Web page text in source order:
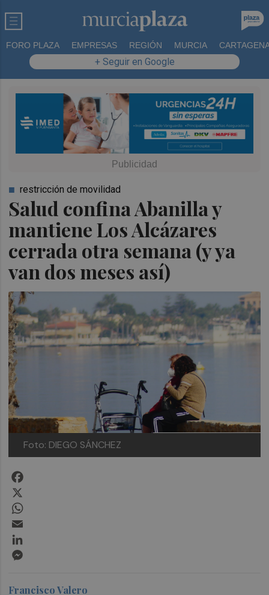
FORO PLAZA EMPRESAS REGIÓN MURCIA
+ Seguir en Google
Salud confina Abanilla y
mantiene Los Alcázares
cerrada otra semana (y ya
van dos meses así)
restricción de movilidad
Foto: DIEGO SÁNCHEZ
Francisco Valero